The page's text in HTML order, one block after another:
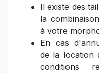
Il existe des
la
à votre
En cas
de la location
conditions